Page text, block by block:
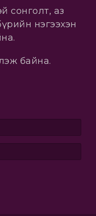
сонголт, аз
нэгээхэн
байна.